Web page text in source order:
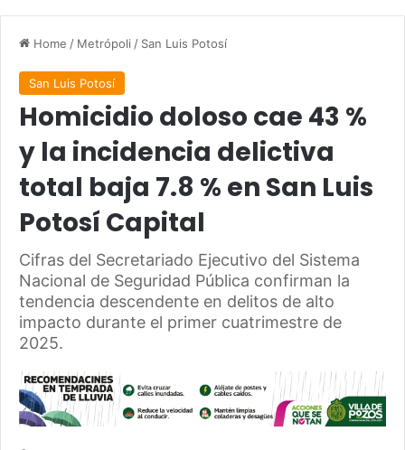
Home / Metrópoli / San Luis Potosí
San Luis Potosí
Homicidio doloso cae 43 %
y la incidencia delictiva
total baja 7.8 % en San Luis
Potosí Capital
Cifras del Secretariado Ejecutivo del Sistema
Nacional de Seguridad Pública confirman la
tendencia descendente en delitos de alto
impacto durante el primer cuatrimestre de
2025.